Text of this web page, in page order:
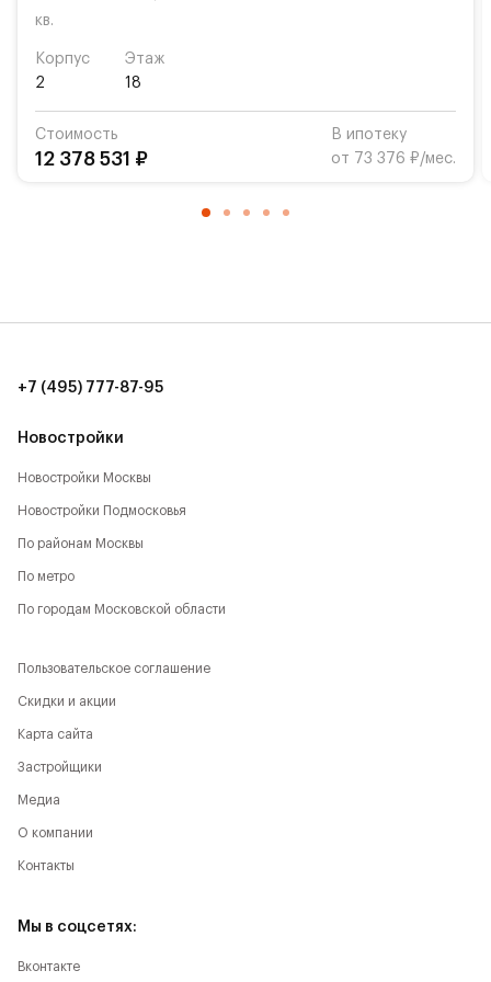
кв.
Корпус
2
Этаж
18
Стоимость
12 378 531 ₽
В ипотеку
от 73 376 ₽/мес.
Новостройки
Новостройки Москвы
Новостройки Подмосковья
По районам Москвы
По метро
По городам Московской области
+7 (495) 777-87-95
Пользовательское соглашение
Скидки и акции
Карта сайта
Застройщики
Медиа
О компании
Контакты
Мы в соцсетях:
Вконтакте